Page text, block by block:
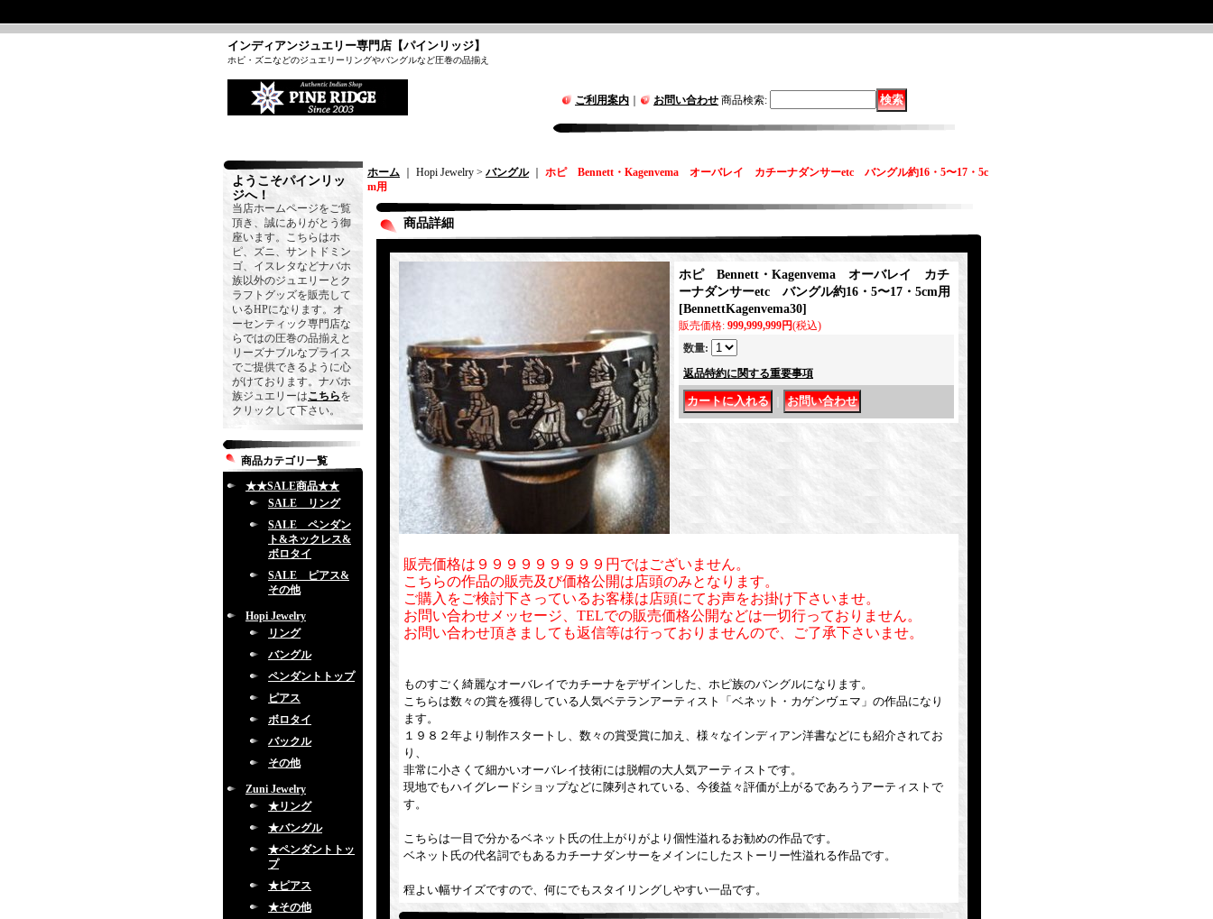
インディアンジュエリー専門店【パインリッジ】
ホピ・ズニなどのジュエリーリングやバングルなど圧巻の品揃え
ご利用案内 お問い合わせ 商品検索:
ようこそパインリッ
ジへ！
当店ホームページをご覧
頂き、誠にありがとう御
座います。こちらはホ
ピ、ズニ、サントドミン
ゴ、イスレタなどナバホ
族以外のジュエリーとク
ラフトグッズを販売して
いるHPになります。オ
ーセンティック専門店な
らではの圧巻の品揃えと
リーズナブルなプライス
でご提供できるように心
がけております。ナバホ
族ジュエリーはこちらを
クリックして下さい。
商品カテゴリ一覧
★★SALE商品★★
SALE リング
SALE ペンダン
ト&ネックレス&
ボロタイ
SALE ピアス&
その他
Hopi Jewelry
リング
バングル
ペンダントトップ
ピアス
ボロタイ
バックル
その他
Zuni Jewelry
★リング
★バングル
★ペンダントトッ
プ
★ピアス
★その他
ホーム ｜ Hopi Jewelry > バングル｜ ホピ Bennett・Kagenvema オーバレイ カチーナダンサーetc バングル約16・5〜17・5c
m用
商品詳細
ホピ Bennett・Kagenvema オーバレイ カチ
ーナダンサーetc バングル約16・5〜17・5cm用
[BennettKagenvema30]
販売価格: 999,999,999円(税込)
数量:
返品特約に関する重要事項
販売価格は９９９９９９９９９円ではございません。
こちらの作品の販売及び価格公開は店頭のみとなります。
ご購入をご検討下さっているお客様は店頭にてお声をお掛け下さいませ。
お問い合わせメッセージ、TELでの販売価格公開などは一切行っておりません。
お問い合わせ頂きましても返信等は行っておりませんので、ご了承下さいませ。
ものすごく綺麗なオーバレイでカチーナをデザインした、ホピ族のバングルになります。
こちらは数々の賞を獲得している人気ベテランアーティスト「ベネット・カゲンヴェマ」の作品になり
ます。
１９８２年より制作スタートし、数々の賞受賞に加え、様々なインディアン洋書などにも紹介されてお
り、
非常に小さくて細かいオーバレイ技術には脱帽の大人気アーティストです。
現地でもハイグレードショップなどに陳列されている、今後益々評価が上がるであろうアーティストで
す。
こちらは一目で分かるベネット氏の仕上がりがより個性溢れるお勧めの作品です。
ベネット氏の代名詞でもあるカチーナダンサーをメインにしたストーリー性溢れる作品です。
程よい幅サイズですので、何にでもスタイリングしやすい一品です。